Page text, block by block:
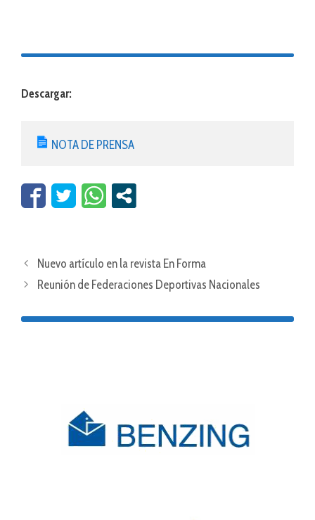
Descargar:
NOTA DE PRENSA
Nuevo artículo en la revista En Forma
Reunión de Federaciones Deportivas Nacionales